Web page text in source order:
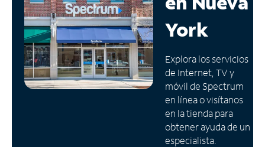
Administrar
cuenta
Encuentra
una
tienda
York
Explora los servicios
de Internet, TV y
móvil de Spectrum
en línea o visítanos
en la tienda para
obtener ayuda de un
especialista.